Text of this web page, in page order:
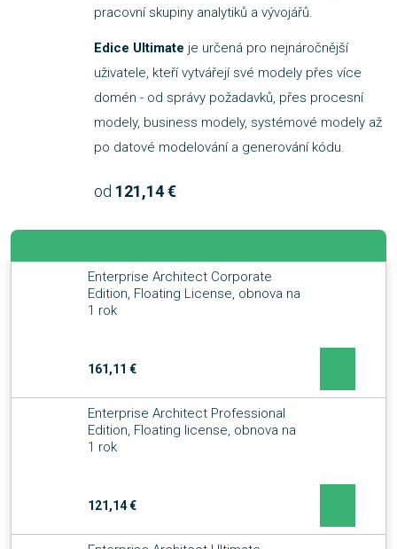
pracovní skupiny analytiků a vývojářů.
Edice Ultimate je určená pro nejnáročnější
uživatele, kteří vytvářejí své modely přes více
domén - od správy požadavků, přes procesní
modely, business modely, systémové modely až
po datové modelování a generování kódu.
od 121,14 €
Enterprise Architect Corporate
Edition, Floating License, obnova na
1 rok
161,11 €
Enterprise Architect Professional
Edition, Floating license, obnova na
1 rok
121,14 €